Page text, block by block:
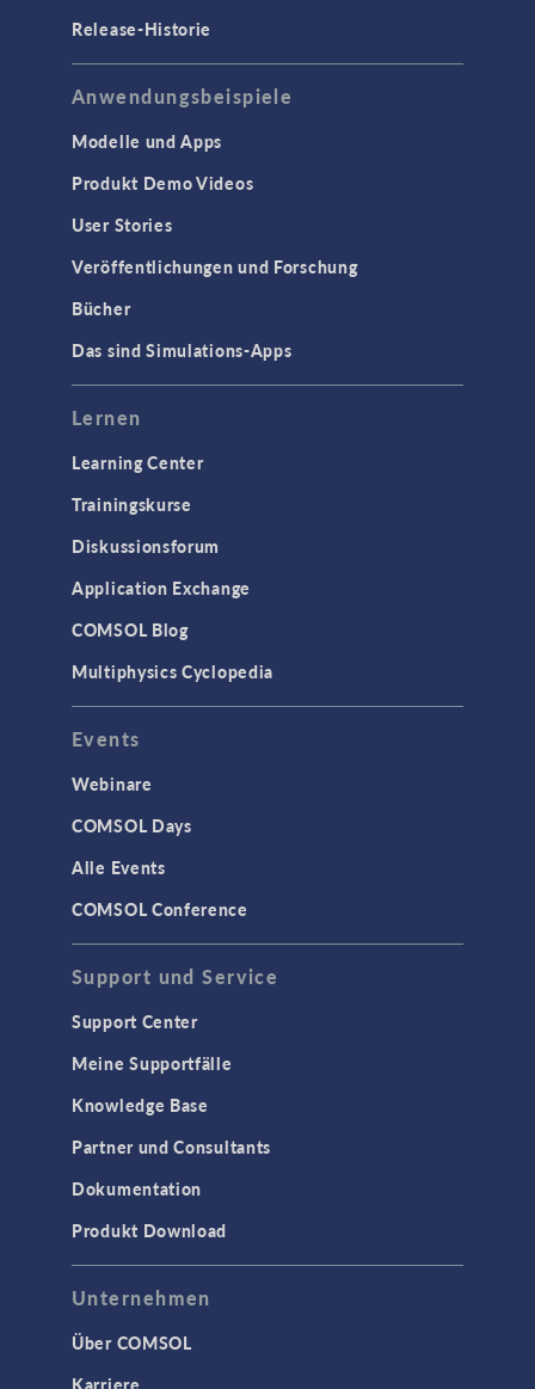
Release-Historie
Anwendungsbeispiele
Modelle und Apps
Produkt Demo Videos
User Stories
Veröffentlichungen und Forschung
Bücher
Das sind Simulations-Apps
Lernen
Learning Center
Trainingskurse
Diskussionsforum
Application Exchange
COMSOL Blog
Multiphysics Cyclopedia
Events
Webinare
COMSOL Days
Alle Events
COMSOL Conference
Support und Service
Support Center
Meine Supportfälle
Knowledge Base
Partner und Consultants
Dokumentation
Produkt Download
Unternehmen
Über COMSOL
Karriere